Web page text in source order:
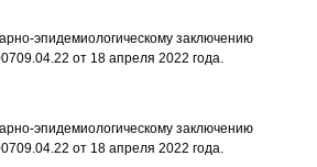
эпидемиологическому заключению
от 18 апреля 2022 года.
эпидемиологическому заключению
от 18 апреля 2022 года.